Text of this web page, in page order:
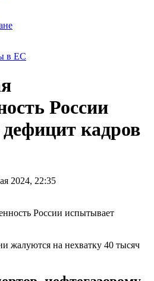
в ЕС
России
кадров
2024, 22:35
жалуются на нехватку 40 тысяч